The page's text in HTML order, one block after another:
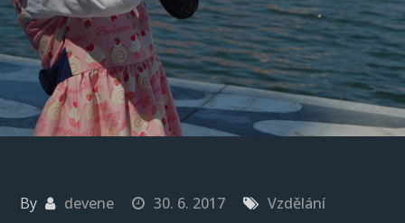
By devene 30. 6. 2017 Vzdělání